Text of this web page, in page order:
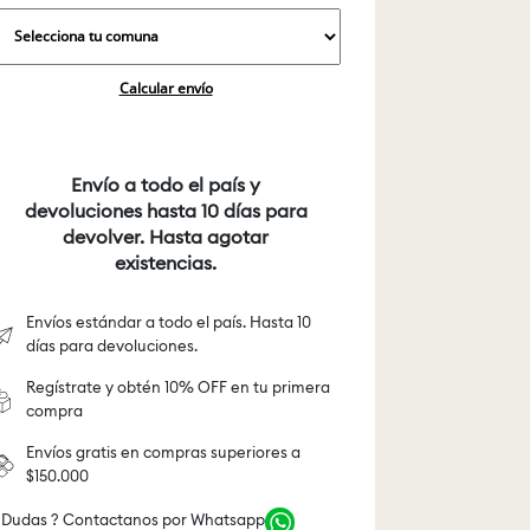
Calcular envío
Envío a todo el país y
devoluciones hasta 10 días para
devolver. Hasta agotar
existencias.
Envíos estándar a todo el país. Hasta 10
días para devoluciones.
Regístrate y obtén 10% OFF en tu primera
compra
Envíos gratis en compras superiores a
$150.000
Dudas ? Contactanos por Whatsapp